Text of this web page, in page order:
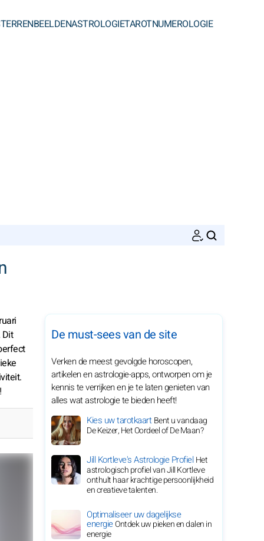
ASTROLOGIETAROTNUMEROLOGIE
De must-sees van de site
Verken de meest gevolgde horoscopen,
artikelen en astrologie-apps, ontworpen om je
kennis te verrijken en je te laten genieten van
alles wat astrologie te bieden heeft!
Kies uw tarotkaartBent u vandaag
De Keizer, Het Oordeel of De Maan?
Jill Kortleve's Astrologie ProfielHet
astrologisch profiel van Jill Kortleve
onthult haar krachtige persoonlijkheid
en creatieve talenten.
Optimaliseer uw dagelijkse
energieOntdek uw pieken en dalen in
energie